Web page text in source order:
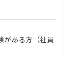
がある方（社員